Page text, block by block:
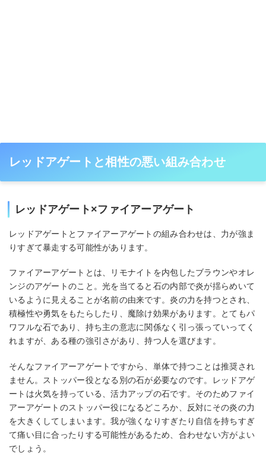
レッドアゲートと相性の悪い組み合わせ
レッドアゲート×ファイアーアゲート
レッドアゲートとファイアーアゲートの組み合わせは、力が強ま
りすぎて暴走する可能性があります。
ファイアーアゲートとは、リモナイトを内包したブラウンやオレ
ンジのアゲートのこと。光を当てると石の内部で炎が揺らめいて
いるように見えることが名前の由来です。炎の力を持つとされ、
積極性や勇気をもたらしたり、魔除け効果があります。とてもパ
ワフルな石であり、持ち主の意志に関係なく引っ張っていってく
れますが、ある種の強引さがあり、持つ人を選びます。
そんなファイアーアゲートですから、単体で持つことは推奨され
ません。ストッパー役となる別の石が必要なのです。レッドアゲ
ートは火気を持っている、活力アップの石です。そのためファイ
アーアゲートのストッパー役になるどころか、反対にその炎の力
を大きくしてしまいます。我が強くなりすぎたり自信を持ちすぎ
て痛い目に合ったりする可能性があるため、合わせない方がよい
でしょう。